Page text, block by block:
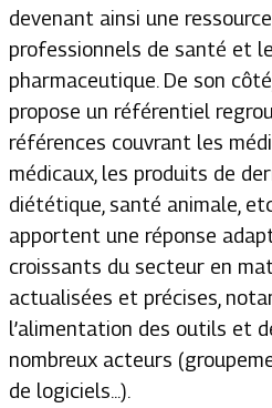
devenant ainsi une
professionnels de santé et
pharmaceutique. De son
propose un référentiel
références couvrant les
médicaux, les produits de
diététique, santé animale,
apportent une réponse
croissants du secteur en
actualisées et précises,
l’alimentation des outils et
nombreux acteurs
de logiciels...).